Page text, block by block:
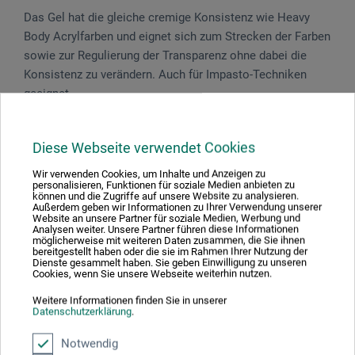
Diese Webseite verwendet Cookies
Wir verwenden Cookies, um Inhalte und Anzeigen zu
personalisieren, Funktionen für soziale Medien anbieten zu
können und die Zugriffe auf unsere Website zu analysieren.
Außerdem geben wir Informationen zu Ihrer Verwendung unserer
Website an unsere Partner für soziale Medien, Werbung und
Analysen weiter. Unsere Partner führen diese Informationen
möglicherweise mit weiteren Daten zusammen, die Sie ihnen
bereitgestellt haben oder die sie im Rahmen Ihrer Nutzung der
Dienste gesammelt haben. Sie geben Einwilligung zu unseren
Cookies, wenn Sie unsere Webseite weiterhin nutzen.
Weitere Informationen finden Sie in unserer
Datenschutzerklärung.
Notwendig
Das Gel hat die gleiche cremige Konsistenz wie Heavy
Body Acrylfarben und eignet sich zum Strecken der Farben
sowie zur Regulierung der Transparenz ohne dabei die
Konsistenz zu verändern. Auch für Impasto-Techniken
geeignet.
Gefahrenhinweise
Enthält 1,2-Benzisothiazol-3(2H)-on. Kann allergische
Reaktionen hervorrufen.
Produktbewertungen (0)
Schreiben Sie die erste Bewertung zu diesem Produkt